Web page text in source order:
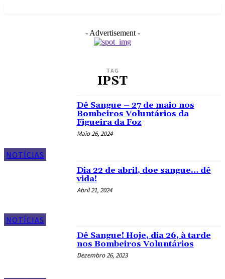
- Advertisement -
TAG
IPST
NOTÍCIAS
Dê Sangue – 27 de maio nos
Bombeiros Voluntários da
Figueira da Foz
Maio 26, 2024
NOTÍCIAS
Dia 22 de abril, doe sangue… dê
vida!
Abril 21, 2024
Dê Sangue! Hoje, dia 26, à tarde
nos Bombeiros Voluntários
Dezembro 26, 2023